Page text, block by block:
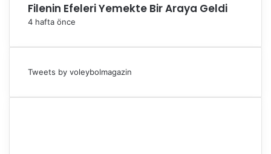
Filenin Efeleri Yemekte Bir Araya Geldi
4 hafta önce
Tweets by voleybolmagazin